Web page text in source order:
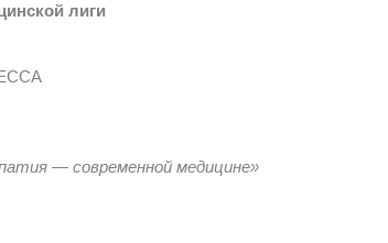
лиги
— современной медицине»